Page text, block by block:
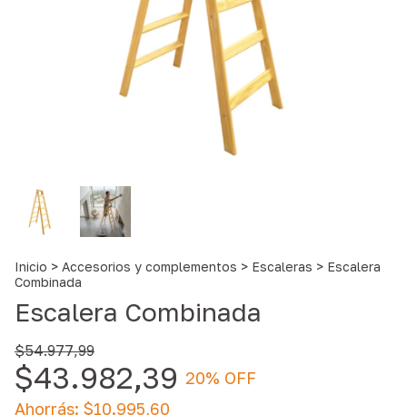
Inicio > Accesorios y complementos > Escaleras > Escalera
Combinada
Escalera Combinada
$54.977,99
$43.982,39 20% OFF
Ahorrás: $10.995,60